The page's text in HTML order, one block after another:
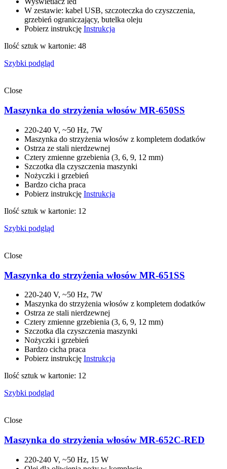
W zestawie: kabel USB, szczoteczka do czyszczenia,
grzebień ograniczający, butelka oleju
Pobierz instrukcję Instrukcja
Ilość sztuk w kartonie: 48
Szybki podgląd
Close
Maszynka do strzyżenia włosów MR-650SS
220-240 V, ~50 Hz, 7W
Maszynka do strzyżenia włosów z kompletem dodatków
Ostrza ze stali nierdzewnej
Cztery zmienne grzebienia (3, 6, 9, 12 mm)
Szczotka dla czyszczenia maszynki
Nożyczki i grzebień
Bardzo cicha praca
Pobierz instrukcję Instrukcja
Ilość sztuk w kartonie: 12
Szybki podgląd
Close
Maszynka do strzyżenia włosów MR-651SS
220-240 V, ~50 Hz, 7W
Maszynka do strzyżenia włosów z kompletem dodatków
Ostrza ze stali nierdzewnej
Cztery zmienne grzebienia (3, 6, 9, 12 mm)
Szczotka dla czyszczenia maszynki
Nożyczki i grzebień
Bardzo cicha praca
Pobierz instrukcję Instrukcja
Ilość sztuk w kartonie: 12
Szybki podgląd
Close
Maszynka do strzyżenia włosów MR-652C-RED
220-240 V, ~50 Hz, 15 W